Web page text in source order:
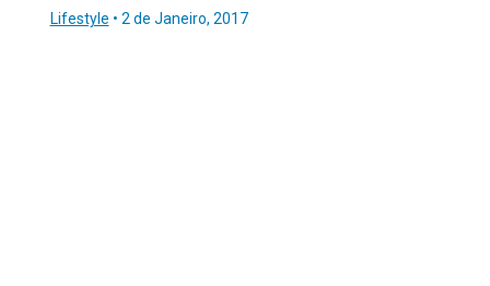
Lifestyle • 2 de Janeiro, 2017